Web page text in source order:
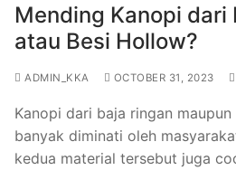
Mending Kanopi dari
atau Besi Hollow?
ADMIN_KKA OCTOBER 31, 2023
Kanopi dari baja ringan
banyak diminati oleh
kedua material tersebut juga